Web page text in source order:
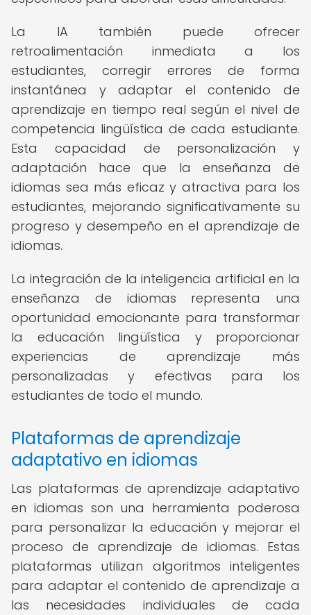
La IA también puede ofrecer
retroalimentación inmediata a los
estudiantes, corregir errores de forma
instantánea y adaptar el contenido de
aprendizaje en tiempo real según el nivel de
competencia lingüística de cada estudiante.
Esta capacidad de personalización y
adaptación hace que la enseñanza de
idiomas sea más eficaz y atractiva para los
estudiantes, mejorando significativamente su
progreso y desempeño en el aprendizaje de
idiomas.
La integración de la inteligencia artificial en la
enseñanza de idiomas representa una
oportunidad emocionante para transformar
la educación lingüística y proporcionar
experiencias de aprendizaje más
personalizadas y efectivas para los
estudiantes de todo el mundo.
Plataformas de aprendizaje
adaptativo en idiomas
Las plataformas de aprendizaje adaptativo
en idiomas son una herramienta poderosa
para personalizar la educación y mejorar el
proceso de aprendizaje de idiomas. Estas
plataformas utilizan algoritmos inteligentes
para adaptar el contenido de aprendizaje a
las necesidades individuales de cada